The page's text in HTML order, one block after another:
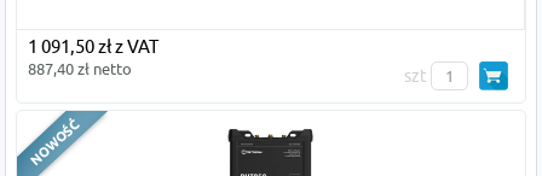
1 091,50 zł z VAT
887,40 zł netto szt